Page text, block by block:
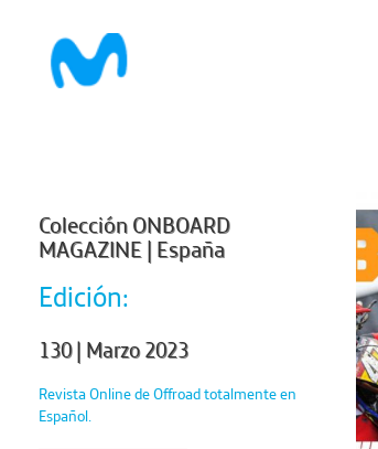
Colección ONBOARD
MAGAZINE | España
Edición:
130 | Marzo 2023
Revista Online de Offroad totalmente en
Español.